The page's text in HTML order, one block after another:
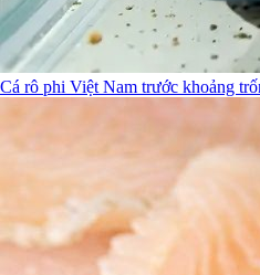
Cá rô phi Việt Nam trước khoảng